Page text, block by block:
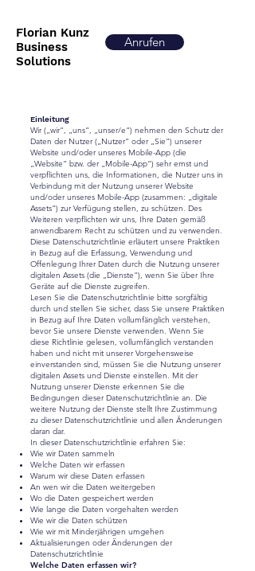
Florian Kunz
Business
Solutions
Anrufen
Einleitung
Wir („wir“, „uns“, „unser/e“) nehmen den Schutz der
Daten der Nutzer („Nutzer“ oder „Sie“) unserer
Website und/oder unseres Mobile-App (die
„Website“ bzw. der „Mobile-App“) sehr ernst und
verpflichten uns, die Informationen, die Nutzer uns in
Verbindung mit der Nutzung unserer Website
und/oder unseres Mobile-App (zusammen: „digitale
Assets“) zur Verfügung stellen, zu schützen. Des
Weiteren verpflichten wir uns, Ihre Daten gemäß
anwendbarem Recht zu schützen und zu verwenden.
Diese Datenschutzrichtlinie erläutert unsere Praktiken
in Bezug auf die Erfassung, Verwendung und
Offenlegung Ihrer Daten durch die Nutzung unserer
digitalen Assets (die „Dienste“), wenn Sie über Ihre
Geräte auf die Dienste zugreifen.
Lesen Sie die Datenschutzrichtlinie bitte sorgfältig
durch und stellen Sie sicher, dass Sie unsere Praktiken
in Bezug auf Ihre Daten vollumfänglich verstehen,
bevor Sie unsere Dienste verwenden. Wenn Sie
diese Richtlinie gelesen, vollumfänglich verstanden
haben und nicht mit unserer Vorgehensweise
einverstanden sind, müssen Sie die Nutzung unserer
digitalen Assets und Dienste einstellen. Mit der
Nutzung unserer Dienste erkennen Sie die
Bedingungen dieser Datenschutzrichtlinie an. Die
weitere Nutzung der Dienste stellt Ihre Zustimmung
zu dieser Datenschutzrichtlinie und allen Änderungen
daran dar.
In dieser Datenschutzrichtlinie erfahren Sie:
Wie wir Daten sammeln
Welche Daten wir erfassen
Warum wir diese Daten erfassen
An wen wir die Daten weitergeben
Wo die Daten gespeichert werden
Wie lange die Daten vorgehalten werden
Wie wir die Daten schützen
Wie wir mit Minderjährigen umgehen
Aktualisierungen oder Änderungen der
Datenschutzrichtlinie
Welche Daten erfassen wir?